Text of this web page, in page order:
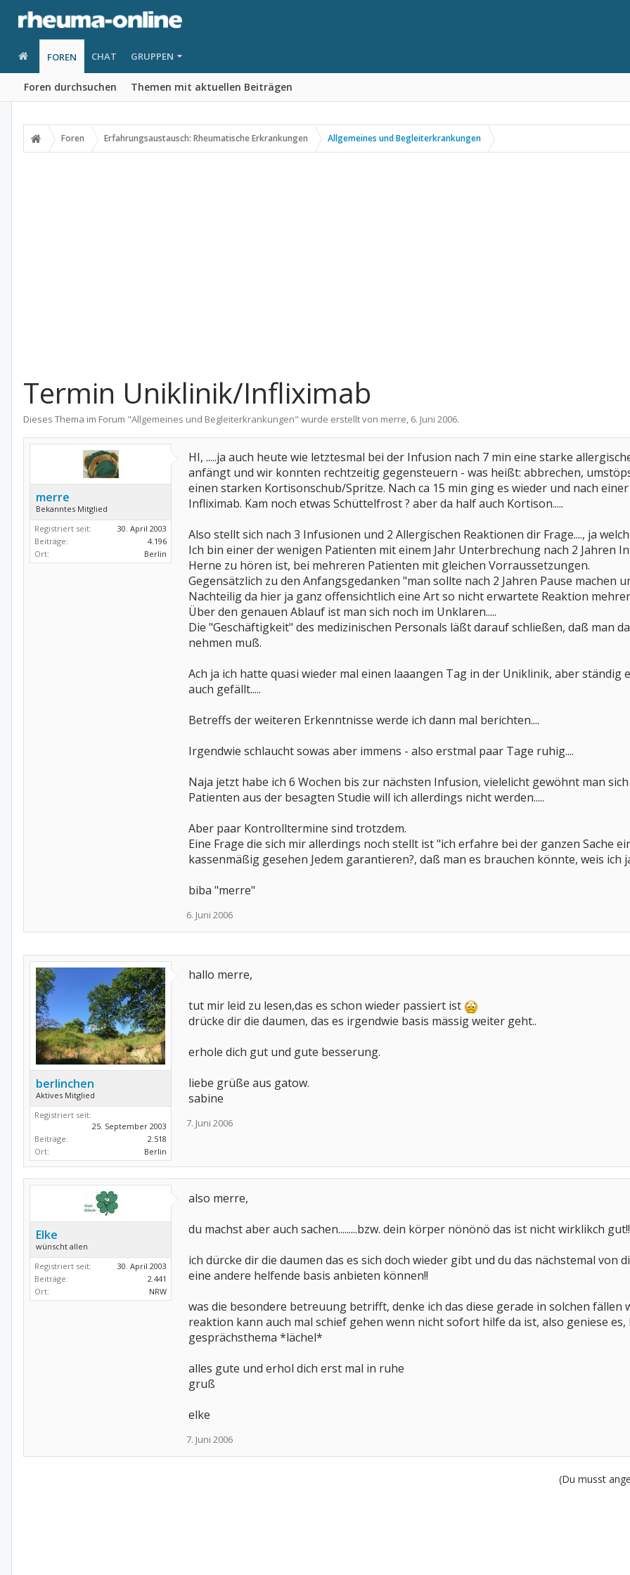
FOREN
Foren durchsuchen Themen mit aktuellen Beiträgen
CHAT GRUPPEN
Foren Erfahrungsaustausch: Rheumatische Erkrankungen Allgemeines und Begleiterkrankungen
Termin Uniklinik/Infliximab
Dieses Thema im Forum "Allgemeines und Begleiterkrankungen" wurde erstellt von merre, 6. Juni 2006.
merre
Bekanntes Mitglied
Registriert seit:
30. April 2003
Beiträge:
4.196
Ort:
Berlin
HI, .....ja auch heute wie letztesmal bei der Infusion nach 7 min eine starke
anfängt und wir konnten rechtzeitig gegensteuern - was heißt: abbrechen,
einen starken Kortisonschub/Spritze. Nach ca 15 min ging es wieder und nach
Infliximab. Kam noch etwas Schüttelfrost ? aber da half auch Kortison.....
Also stellt sich nach 3 Infusionen und 2 Allergischen Reaktionen dir Frage...., ja
Ich bin einer der wenigen Patienten mit einem Jahr Unterbrechung nach 2 Jahren
Herne zu hören ist, bei mehreren Patienten mit gleichen Vorraussetzungen.
Gegensätzlich zu den Anfangsgedanken "man sollte nach 2 Jahren Pause machen
Nachteilig da hier ja ganz offensichtlich eine Art so nicht erwartete Reaktion
Über den genauen Ablauf ist man sich noch im Unklaren.....
Die "Geschäftigkeit" des medizinischen Personals läßt darauf schließen, daß man
nehmen muß.
Ach ja ich hatte quasi wieder mal einen laaangen Tag in der Uniklinik, aber ständig
auch gefällt.....
Betreffs der weiteren Erkenntnisse werde ich dann mal berichten....
Irgendwie schlaucht sowas aber immens - also erstmal paar Tage ruhig....
Naja jetzt habe ich 6 Wochen bis zur nächsten Infusion, vielelicht gewöhnt man
Patienten aus der besagten Studie will ich allerdings nicht werden.....
Aber paar Kontrolltermine sind trotzdem.
Eine Frage die sich mir allerdings noch stellt ist "ich erfahre bei der ganzen Sache
kassenmäßig gesehen Jedem garantieren?, daß man es brauchen könnte, weis ich
biba "merre"
6. Juni 2006
berlinchen
Aktives Mitglied
Registriert seit:
25. September 2003
Beiträge:
2.518
Ort:
Berlin
hallo merre,
tut mir leid zu lesen,das es schon wieder passiert ist
drücke dir die daumen, das es irgendwie basis mässig weiter geht..
erhole dich gut und gute besserung.
liebe grüße aus gatow.
sabine
7. Juni 2006
Elke
wünscht allen
Registriert seit:
30. April 2003
Beiträge:
2.441
Ort:
NRW
also merre,
du machst aber auch sachen.........bzw. dein körper nönönö das ist nicht wirklikch
ich dürcke dir die daumen das es sich doch wieder gibt und du das nächstemal
eine andere helfende basis anbieten können!!
was die besondere betreuung betrifft, denke ich das diese gerade in solchen
reaktion kann auch mal schief gehen wenn nicht sofort hilfe da ist, also geniese
gesprächsthema *lächel*
alles gute und erhol dich erst mal in ruhe
gruß
elke
7. Juni 2006
(Du musst